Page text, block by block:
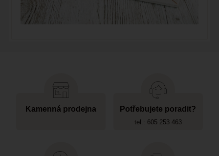
Kamenná prodejna Potřebujete poradit?
tel.: 605 253 463